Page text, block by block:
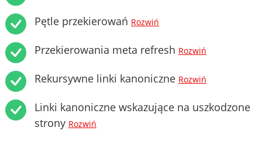
Pętle przekierowań Rozwiń
Przekierowania meta refresh Rozwiń
Rekursywne linki kanoniczne Rozwiń
Linki kanoniczne wskazujące na uszkodzone
strony Rozwiń